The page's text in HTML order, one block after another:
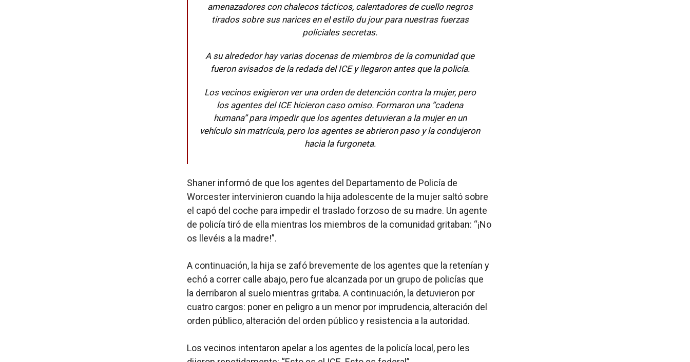
amenazadores con chalecos tácticos, calentadores de cuello negros
tirados sobre sus narices en el estilo du jour para nuestras fuerzas
policiales secretas.
A su alrededor hay varias docenas de miembros de la comunidad que
fueron avisados de la redada del ICE y llegaron antes que la policía.
Los vecinos exigieron ver una orden de detención contra la mujer, pero
los agentes del ICE hicieron caso omiso. Formaron una “cadena
humana” para impedir que los agentes detuvieran a la mujer en un
vehículo sin matrícula, pero los agentes se abrieron paso y la condujeron
hacia la furgoneta.
Shaner informó de que los agentes del Departamento de Policía de
Worcester intervinieron cuando la hija adolescente de la mujer saltó sobre
el capó del coche para impedir el traslado forzoso de su madre. Un agente
de policía tiró de ella mientras los miembros de la comunidad gritaban: “¡No
os llevéis a la madre!”.
A continuación, la hija se zafó brevemente de los agentes que la retenían y
echó a correr calle abajo, pero fue alcanzada por un grupo de policías que
la derribaron al suelo mientras gritaba. A continuación, la detuvieron por
cuatro cargos: poner en peligro a un menor por imprudencia, alteración del
orden público, alteración del orden público y resistencia a la autoridad.
Los vecinos intentaron apelar a los agentes de la policía local, pero les